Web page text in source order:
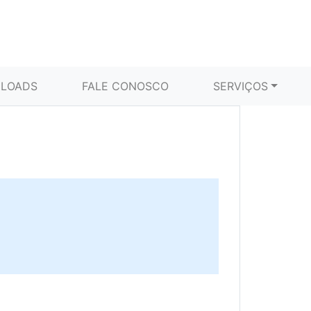
FALE CONOSCO SERVIÇOS